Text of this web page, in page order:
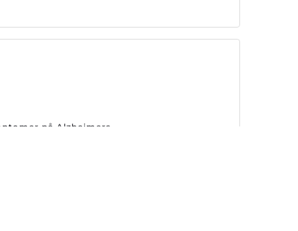
på Alzheimers